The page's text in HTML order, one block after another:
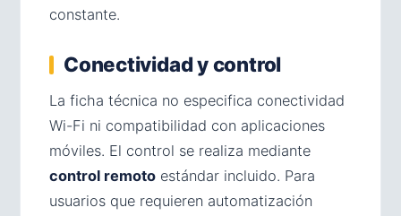
constante.
Conectividad y control
La ficha técnica no especifica conectividad
Wi-Fi ni compatibilidad con aplicaciones
móviles. El control se realiza mediante
control remoto estándar incluido. Para
usuarios que requieren automatización